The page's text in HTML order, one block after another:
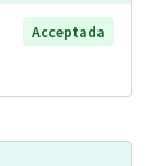
Acceptada